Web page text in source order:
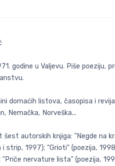
godine u Valjevu. Piše
domaćih listova, časopisa i
Nemačka, Norveška...
autorskih knjiga: "Negde na
i strip, 1997); "Grioti" (poezija,
"Priče nervature lista" (poezija,